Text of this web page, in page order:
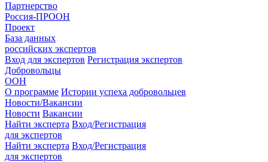
Партнерство
Россия-ПРООН
Проект
База данных
российских экспертов
Вход для экспертов Регистрация экспертов
Добровольцы
ООН
О программе Истории успеха добровольцев
Новости/Вакансии
Новости Вакансии
Найти эксперта Вход/Регистрация
для экспертов
Найти эксперта Вход/Регистрация
для экспертов